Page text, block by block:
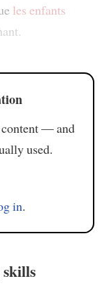
les enfants
content — and
used.
in.